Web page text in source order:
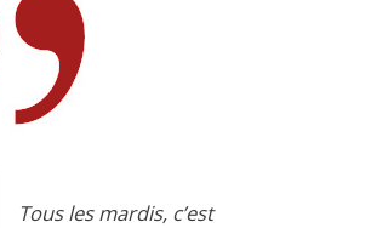
Tous les mardis, c’est